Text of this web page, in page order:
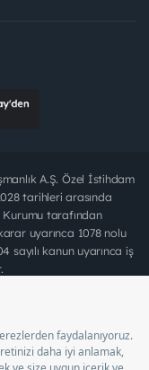
A.Ş. Özel İstihdam
tarihleri arasında
tarafından
uyarınca 1078 nolu
kanun uyarınca iş